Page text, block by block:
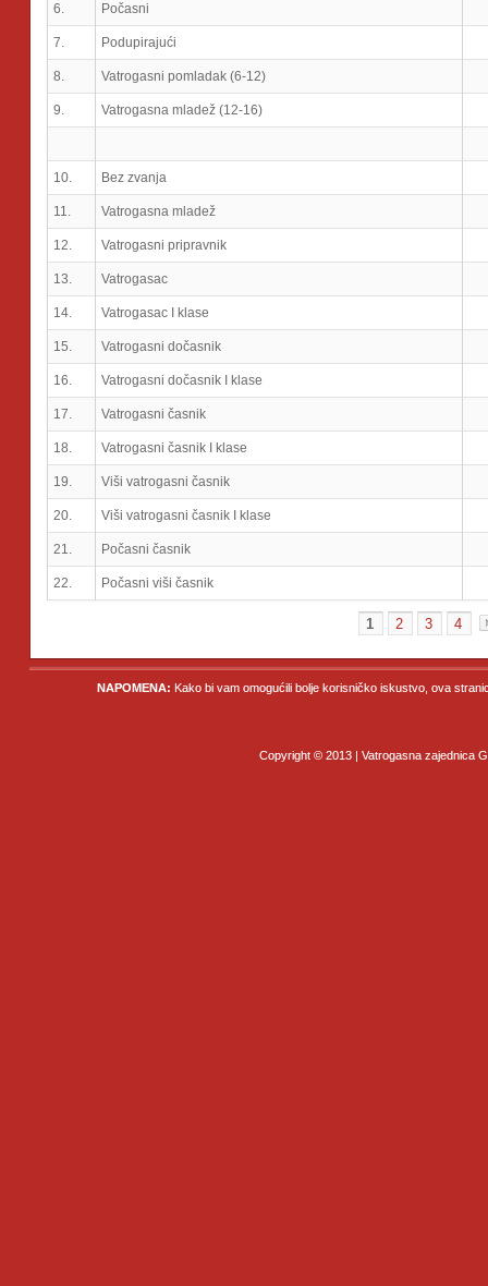
6. Počasni
7. Podupirajući
8. Vatrogasni pomladak (6-12)
9. Vatrogasna mladež (12-16)
10. Bez zvanja
11. Vatrogasna mladež
12. Vatrogasni pripravnik
13. Vatrogasac
14. Vatrogasac I klase
15. Vatrogasni dočasnik
16. Vatrogasni dočasnik I klase
17. Vatrogasni časnik
18. Vatrogasni časnik I klase
19. Viši vatrogasni časnik
20. Viši vatrogasni časnik I klase
21. Počasni časnik
22. Počasni viši časnik
1 2 3 4
NAPOMENA: Kako bi vam omogućili bolje korisničko iskustvo, ova
Copyright © 2013 | Vatrogasna zajednica